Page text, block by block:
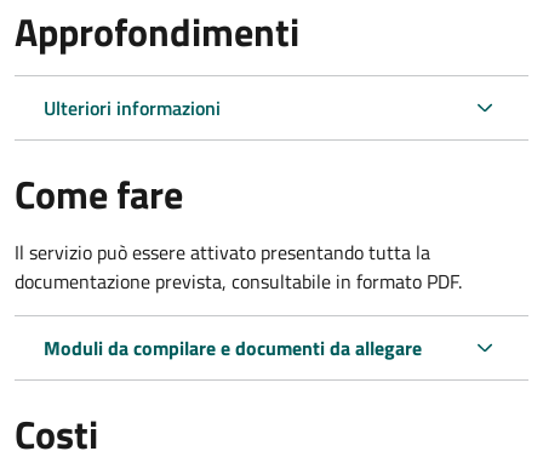
Approfondimenti
Ulteriori informazioni
Come fare
Il servizio può essere attivato presentando tutta la
documentazione prevista, consultabile in formato PDF.
Moduli da compilare e documenti da allegare
Costi